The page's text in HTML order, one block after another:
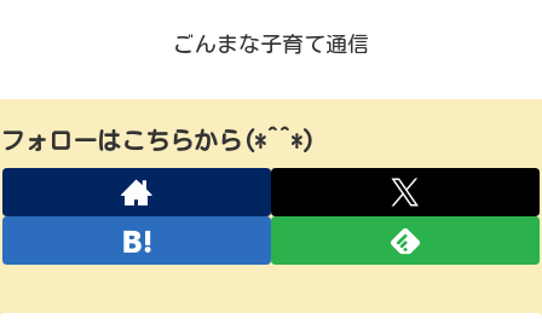
ごんまな子育て通信
フォローはこちらから(*^^*)